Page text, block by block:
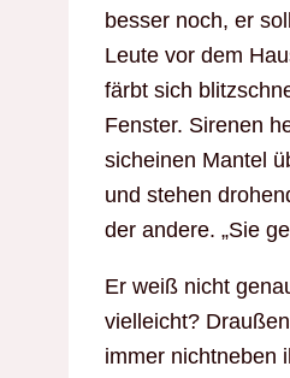
besser noch, er
Leute vor dem
färbt sich
Fenster. Sirenen
sicheinen Mantel
und stehen
der andere. „Sie
Er weiß nicht
vielleicht?
immer nichtneben